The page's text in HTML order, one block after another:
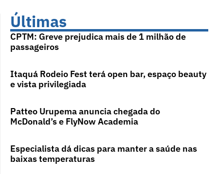
Últimas
CPTM: Greve prejudica mais de 1 milhão de
passageiros
Itaquá Rodeio Fest terá open bar, espaço beauty
e vista privilegiada
Patteo Urupema anuncia chegada do
McDonald’s e FlyNow Academia
Especialista dá dicas para manter a saúde nas
baixas temperaturas